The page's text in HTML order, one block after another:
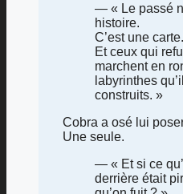
— « Le passé
histoire.
C’est une carte.
Et ceux qui
marchent en
labyrinthes
construits. »
Cobra a osé lui
Une seule.
— « Et si ce
derrière était